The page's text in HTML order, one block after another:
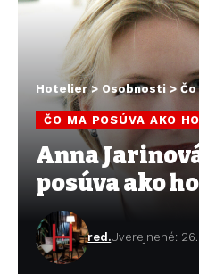
Hotelier> Osobnosti >
ČO MA POSÚVA AKO
Anna
posúva ako
red.Uverejnené: